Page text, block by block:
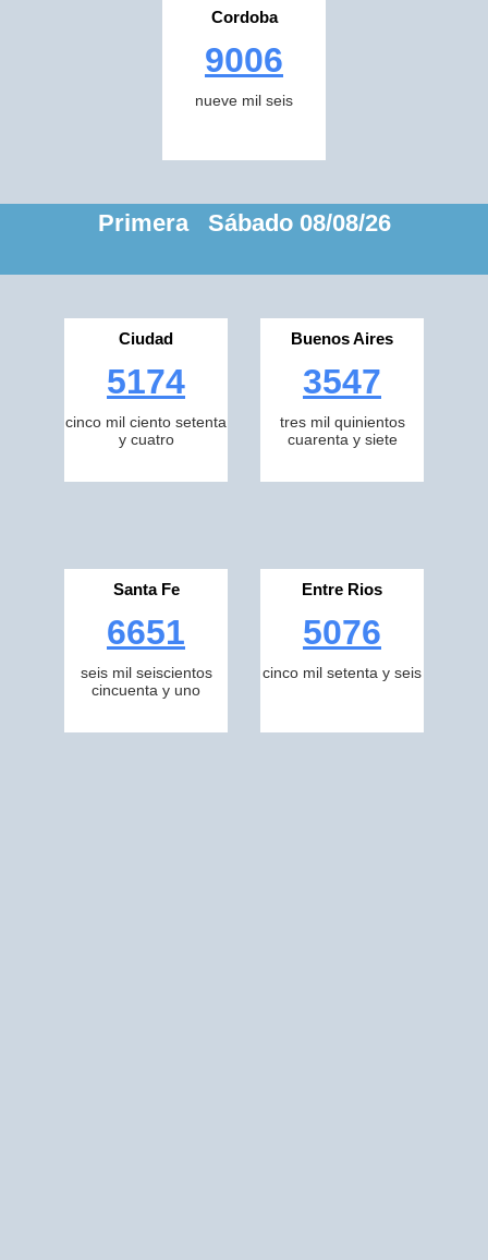
Cordoba
9006
nueve mil seis
Primera Sábado 08/08/26
Ciudad
5174
cinco mil ciento setenta
y cuatro
Buenos Aires
3547
tres mil quinientos
cuarenta y siete
Santa Fe
6651
seis mil seiscientos
cincuenta y uno
Entre Rios
5076
cinco mil setenta y seis